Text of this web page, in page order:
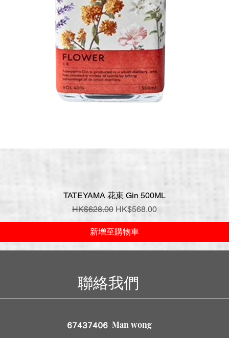
快速瀏覽
TATEYAMA 花束 Gin 500ML
一般價格
HK$628.00 促銷價格
HK$568.00
新增至購物車
聯絡我們
67437406 Man wong